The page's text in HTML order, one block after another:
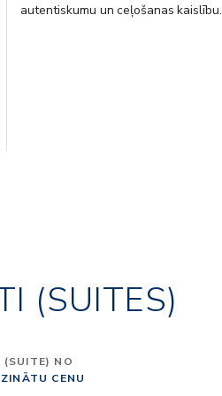
autentiskumu un ceļošanas kaislību.
(SUITES)
(SUITE) NO
CENU